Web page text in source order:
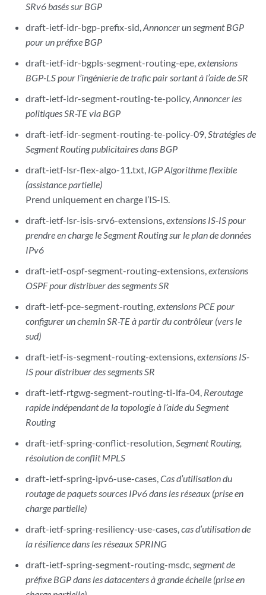
SRv6 basés sur BGP
draft-ietf-idr-bgp-prefix-sid,Annoncer un segment BGP
pour un préfixe BGP
draft-ietf-idr-bgpls-segment-routing-epe,extensions
BGP-LS pour l’ingénierie de trafic pair sortant à l’aide de SR
draft-ietf-idr-segment-routing-te-policy,Annoncer les
politiques SR-TE via BGP
draft-ietf-idr-segment-routing-te-policy-09,Stratégies de
Segment Routing publicitaires dans BGP
draft-ietf-lsr-flex-algo-11.txt, IGP Algorithme flexible
(assistance partielle)
Prend uniquement en charge l’IS-IS.
draft-ietf-lsr-isis-srv6-extensions,extensions IS-IS pour
prendre en charge le Segment Routing sur le plan de données
IPv6
draft-ietf-ospf-segment-routing-extensions,extensions
OSPF pour distribuer des segments SR
draft-ietf-pce-segment-routing,extensions PCE pour
configurer un chemin SR-TE à partir du contrôleur (vers le
sud)
draft-ietf-is-segment-routing-extensions,extensions IS-
IS pour distribuer des segments SR
draft-ietf-rtgwg-segment-routing-ti-lfa-04, Reroutage
rapide indépendant de la topologie à l’aide du Segment
Routing
draft-ietf-spring-conflict-resolution,Segment Routing,
résolution de conflit MPLS
draft-ietf-spring-ipv6-use-cases,Cas d’utilisation du
routage de paquets sources IPv6 dans les réseaux (prise en
charge partielle)
draft-ietf-spring-resiliency-use-cases,cas d’utilisation de
la résilience dans les réseaux SPRING
draft-ietf-spring-segment-routing-msdc,segment de
préfixe BGP dans les datacenters à grande échelle (prise en